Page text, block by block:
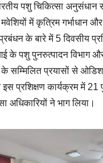
पशु चिकित्सा अनुसंधान
में कृत्रिम गर्भाधान
के बारे में 5 दिवसीय
के पशु पुनरुत्पादन विभाग
सम्मिलित प्रयासों से ओडिशा
इस प्रशिक्षण कार्यक्रम में
अधिकारियों ने भाग लिया।